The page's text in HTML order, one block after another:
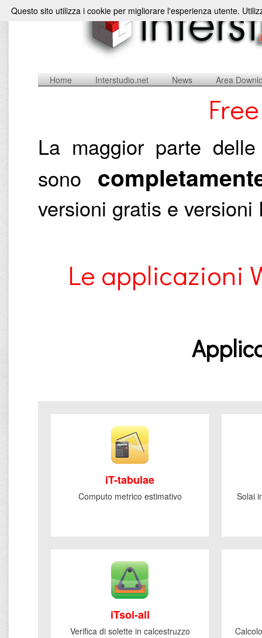
Home Interstudio.net News Area
La maggior parte
sono
versioni gratis e
Le applicazioni
iT-tabulae
Computo metrico estimativo Solai
iTsol-all
Verifica di solette in calcestruzzo
Questo sito utilizza i cookie per migliorare l'esperienza utente.